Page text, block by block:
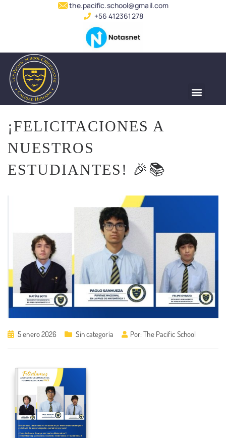
the.pacific.school@gmail.com
+56 412361278
¡FELICITACIONES A
NUESTROS
ESTUDIANTES! 🎉📚
5 enero 2026 Sin categoría Por:The Pacific School